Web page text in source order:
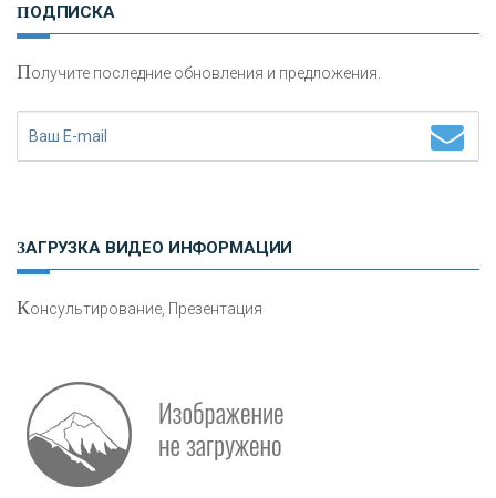
сохранения и увеличения капитала
ПОДПИСКА
Получите последние обновления и предложения.
ЗАГРУЗКА ВИДЕО ИНФОРМАЦИИ
Консультирование, Презентация